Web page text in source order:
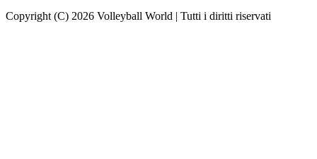
Copyright (C) 2026 Volleyball World | Tutti i diritti riservati